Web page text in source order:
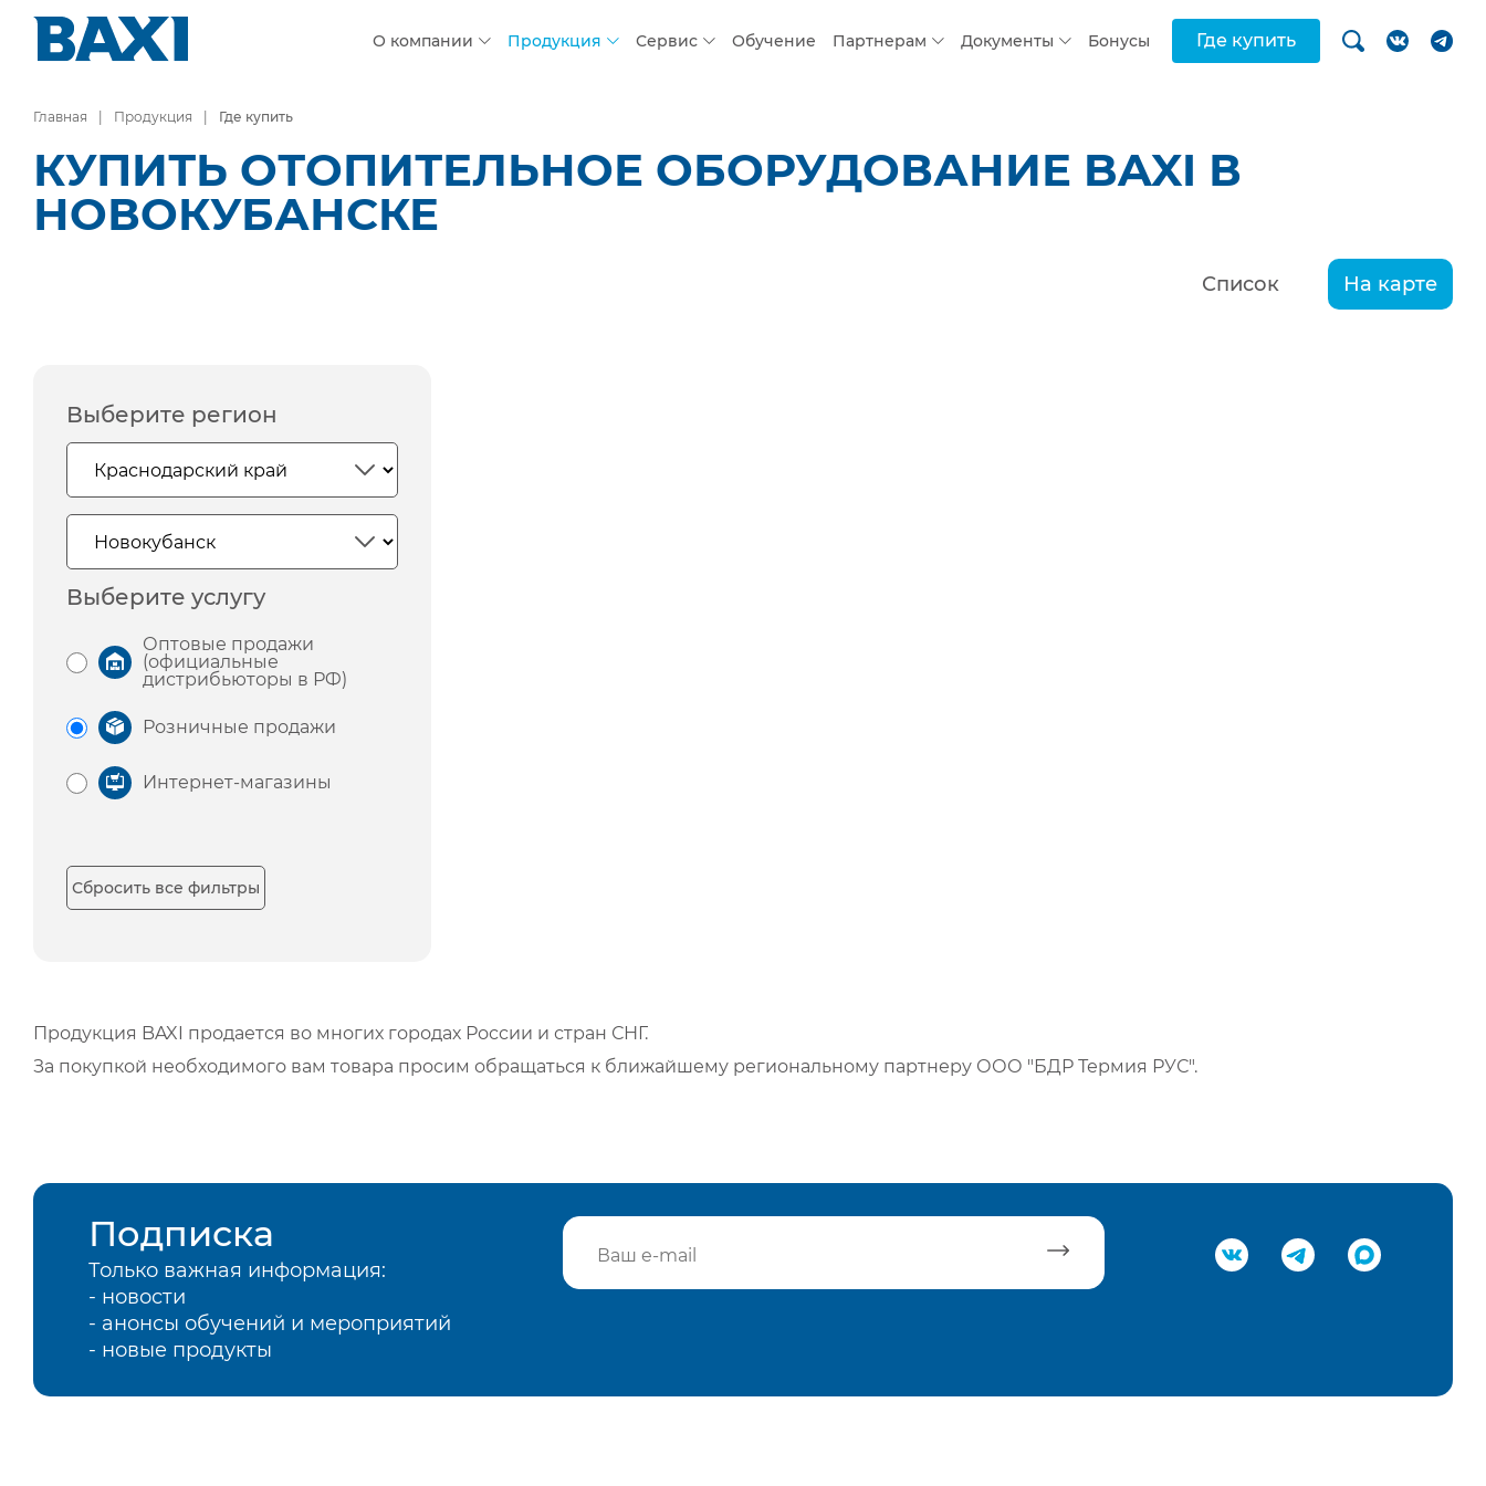
О компании Продукция Сервис Обучение Партнерам Документы Бонусы Где купить
Главная Продукция Где купить
КУПИТЬ ОТОПИТЕЛЬНОЕ ОБОРУДОВАНИЕ BAXI В
НОВОКУБАНСКЕ
Список На карте
Выберите регион
Выберите услугу
Оптовые продажи
(официальные
дистрибьюторы в РФ)
Розничные продажи
Интернет-магазины
Сбросить все фильтры
Продукция BAXI продается во многих городах России и стран СНГ.
За покупкой необходимого вам товара просим обращаться к ближайшему региональному партнеру ООО "БДР Термия РУС".
Подписка
Только важная информация:
- новости
- анонсы обучений и мероприятий
- новые продукты